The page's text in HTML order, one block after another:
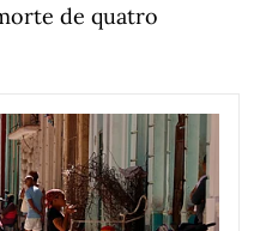
de quatro